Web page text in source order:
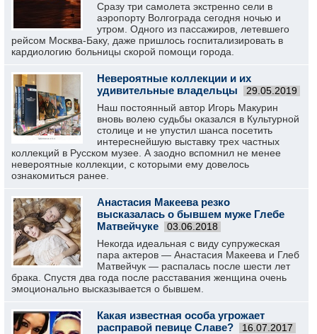
Сразу три самолета экстренно сели в
аэропорту Волгограда сегодня ночью и
утром. Одного из пассажиров, летевшего
рейсом Москва-Баку, даже пришлось госпитализировать в
кардиологию больницы скорой помощи города.
Невероятные коллекции и их
удивительные владельцы
29.05.2019
Наш постоянный автор Игорь Макурин
вновь волею судьбы оказался в Культурной
столице и не упустил шанса посетить
интереснейшую выставку трех частных
коллекций в Русском музее. А заодно вспомнил не менее
невероятные коллекции, с которыми ему довелось
ознакомиться ранее.
Анастасия Макеева резко
высказалась о бывшем муже Глебе
Матвейчуке
03.06.2018
Некогда идеальная с виду супружеская
пара актеров — Анастасия Макеева и Глеб
Матвейчук — распалась после шести лет
брака. Спустя два года после расставания женщина очень
эмоционально высказывается о бывшем.
Какая известная особа угрожает
расправой певице Славе?
16.07.2017